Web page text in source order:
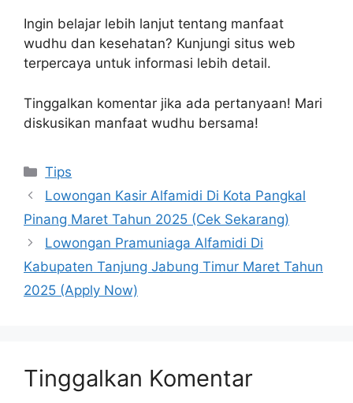
Ingin belajar lebih lanjut tentang manfaat
wudhu dan kesehatan? Kunjungi situs web
terpercaya untuk informasi lebih detail.
Tinggalkan komentar jika ada pertanyaan! Mari
diskusikan manfaat wudhu bersama!
Kategori
Tips
Lowongan Kasir Alfamidi Di Kota Pangkal
Pinang Maret Tahun 2025 (Cek Sekarang)
Lowongan Pramuniaga Alfamidi Di
Kabupaten Tanjung Jabung Timur Maret Tahun
2025 (Apply Now)
Tinggalkan Komentar